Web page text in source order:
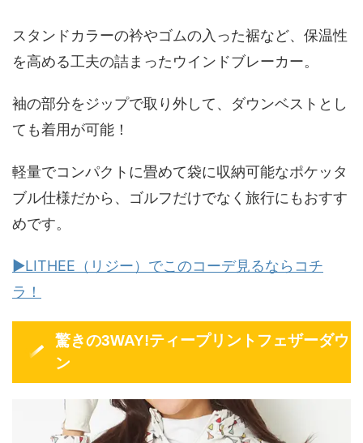
スタンドカラーの衿やゴムの入った裾など、保温性
を高める工夫の詰まったウインドブレーカー。
袖の部分をジップで取り外して、ダウンベストとし
ても着用が可能！
軽量でコンパクトに畳めて袋に収納可能なポケッタ
ブル仕様だから、ゴルフだけでなく旅行にもおすす
めです。
▶LITHEE（リジー）でこのコーデ見るならコチ
ラ！
驚きの3WAY!ティープリントフェザーダウ
ン